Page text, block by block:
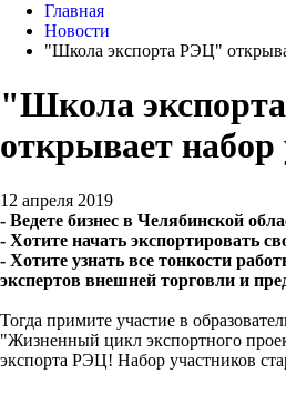
Главная
Новости
"Школа экспорта РЭЦ"
"Школа
открывает набор
12 апреля 2019
- Ведете бизнес в Челябинской
- Хотите начать экспортировать
- Хотите узнать все тонкости
экспертов внешней торговли и
Тогда примите участие в
"Жизненный цикл экспортного
экспорта РЭЦ! Набор участников